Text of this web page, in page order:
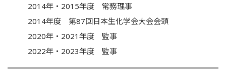
2014年・2015年度 常務理事
2014年度 第87回日本生化学会大会会頭
2020年・2021年度 監事
2022年・2023年度 監事